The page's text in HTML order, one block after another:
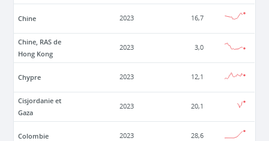
Chine 2023 16,7
Chine, RAS de
Hong Kong
2023 3,0
Chypre 2023 12,1
Cisjordanie et
Gaza
2023 20,1
Colombie 2023 28,6